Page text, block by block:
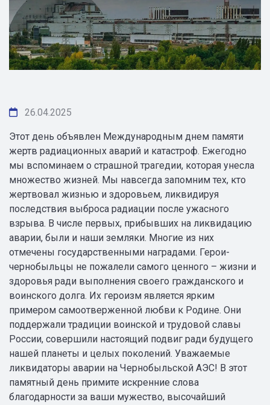
26.04.2025
Этот день объявлен Международным днем памяти
жертв радиационных аварий и катастроф. Ежегодно
мы вспоминаем о страшной трагедии, которая унесла
множество жизней. Мы навсегда запомним тех, кто
жертвовал жизнью и здоровьем, ликвидируя
последствия выброса радиации после ужасного
взрыва. В числе первых, прибывших на ликвидацию
аварии, были и наши земляки. Многие из них
отмечены государственными наградами. Герои-
чернобыльцы не пожалели самого ценного – жизни и
здоровья ради выполнения своего гражданского и
воинского долга. Их героизм является ярким
примером самоотверженной любви к Родине. Они
поддержали традиции воинской и трудовой славы
России, совершили настоящий подвиг ради будущего
нашей планеты и целых поколений. Уважаемые
ликвидаторы аварии на Чернобыльской АЭС! В этот
памятный день примите искренние слова
благодарности за ваши мужество, высочайший